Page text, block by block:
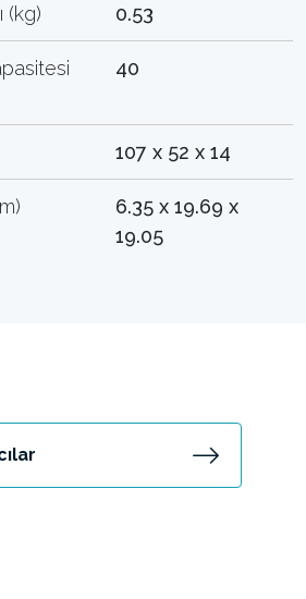
(kg) 0.53
40
107 x 52 x 14
6.35 x 19.69 x
19.05